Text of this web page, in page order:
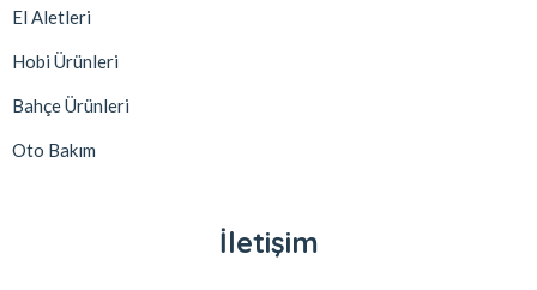
El Aletleri
Hobi Ürünleri
Bahçe Ürünleri
Oto Bakım
İletişim